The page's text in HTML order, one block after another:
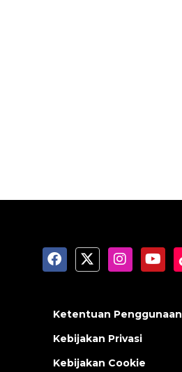
Ketentuan Penggunaan
Kebijakan Privasi
Kebijakan Cookie